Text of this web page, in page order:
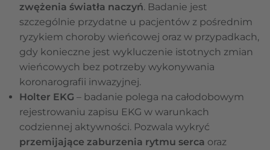
zwężenia światła naczyń. Badanie jest
szczególnie przydatne u pacjentów z pośrednim
ryzykiem choroby wieńcowej oraz w przypadkach,
gdy konieczne jest wykluczenie istotnych zmian
wieńcowych bez potrzeby wykonywania
koronarografii inwazyjnej.
Holter EKG – badanie polega na całodobowym
rejestrowaniu zapisu EKG w warunkach
codziennej aktywności. Pozwala wykryć
przemijające zaburzenia rytmu serca oraz